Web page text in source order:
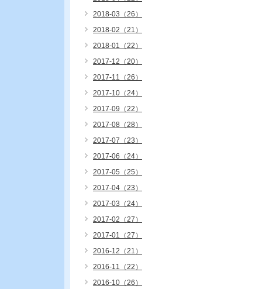
2018-03（26）
2018-02（21）
2018-01（22）
2017-12（20）
2017-11（26）
2017-10（24）
2017-09（22）
2017-08（28）
2017-07（23）
2017-06（24）
2017-05（25）
2017-04（23）
2017-03（24）
2017-02（27）
2017-01（27）
2016-12（21）
2016-11（22）
2016-10（26）